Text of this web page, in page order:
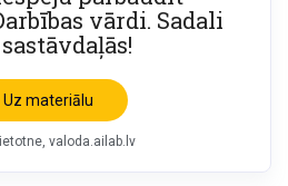
vārdi. Sadali
Uz materiālu
valoda.ailab.lv